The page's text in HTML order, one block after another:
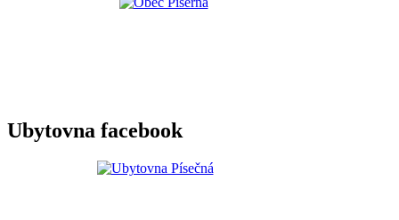
Ubytovna facebook